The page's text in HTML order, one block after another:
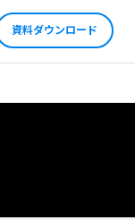
資料ダウンロード